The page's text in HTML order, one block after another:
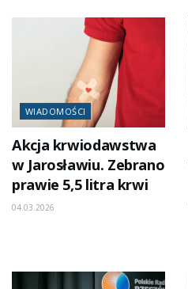
WIADOMOŚCI
Akcja krwiodawstwa
w Jarosławiu. Zebrano
prawie 5,5 litra krwi
04.03.2026